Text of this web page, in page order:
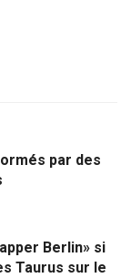
par des
Berlin» si
Taurus sur le